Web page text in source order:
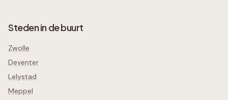
Steden in de buurt
Zwolle
Deventer
Lelystad
Meppel